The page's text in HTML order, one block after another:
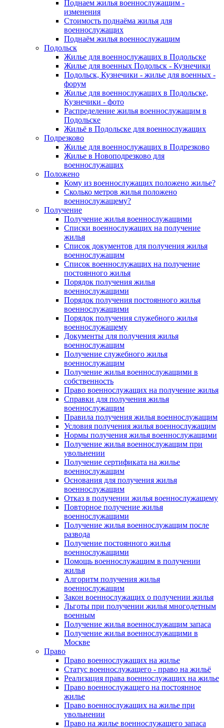
Поднаем жилья военнослужащим -
изменения
Стоимость поднаёма жилья для
военнослужащих
Поднаём жилья военнослужащим
Подольск
Жилье для военнослужащих в Подольске
Жилье для военных Подольск - Кузнечики
Подольск, Кузнечики - жилье для военных -
форум
Жилье для военнослужащих в Подольске,
Кузнечики - фото
Распределение жилья военнослужащим в
Подольске
Жильё в Подольске для военнослужащих
Подрезково
Жилье для военнослужащих в Подрезково
Жилье в Новоподрезково для
военнослужащих
Положено
Кому из военнослужащих положено жилье?
Сколько метров жилья положено
военнослужащему?
Получение
Получение жилья военнослужащими
Списки военнослужащих на получение
жилья
Список документов для получения жилья
военнослужащим
Список военнослужащих на получение
постоянного жилья
Порядок получения жилья
военнослужащими
Порядок получения постоянного жилья
военнослужащими
Порядок получения служебного жилья
военнослужащему
Документы для получения жилья
военнослужащим
Получение служебного жилья
военнослужащим
Получение жилья военнослужащими в
собственность
Право военнослужащих на получение жилья
Справки для получения жилья
военнослужащим
Правила получения жилья военнослужащим
Условия получения жилья военнослужащим
Нормы получения жилья военнослужащими
Получение жилья военнослужащим при
увольнении
Получение сертификата на жилье
военнослужащим
Основания для получения жилья
военнослужащим
Отказ в получении жилья военнослужащему
Повторное получение жилья
военнослужащими
Получение жилья военнослужащим после
развода
Получение постоянного жилья
военнослужащими
Помощь военнослужащим в получении
жилья
Алгоритм получения жилья
военнослужащим
Закон военнослужащих о получении жилья
Льготы при получении жилья многодетным
военным
Получение жилья военнослужащим запаса
Получение жилья военнослужащими в
Москве
Право
Право военнослужащих на жилье
Статус военнослужащего - право на жильё
Реализация права военнослужащих на жилье
Право военнослужащего на постоянное
жилье
Право военнослужащих на жилье при
увольнении
Право на жилье военнослужащего запаса